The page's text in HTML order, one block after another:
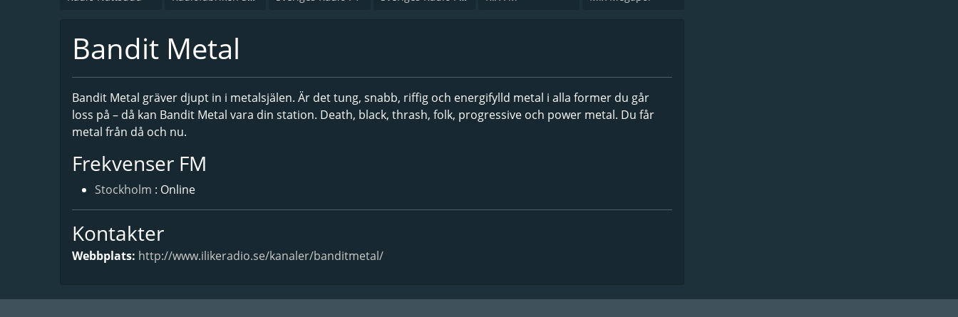
Bandit Metal
Bandit Metal gräver djupt in i metalsjälen. Är det tung, snabb, riffig och energifylld metal i alla former du går
loss på – då kan Bandit Metal vara din station. Death, black, thrash, folk, progressive och power metal. Du får
metal från då och nu.
Frekvenser FM
Stockholm : Online
Kontakter
Webbplats: http://www.ilikeradio.se/kanaler/banditmetal/